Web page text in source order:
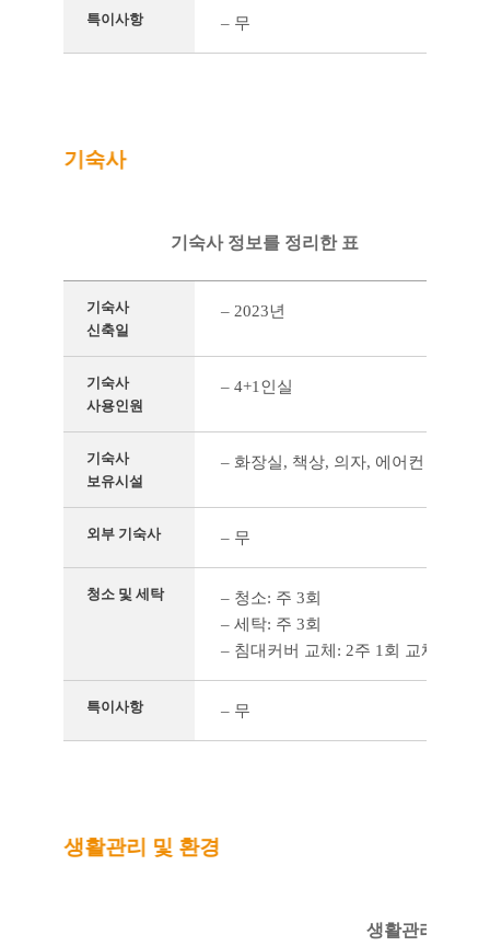
특이사항 – 무
기숙사
기숙사 정보를 정리한 표
기숙사
신축일
– 2023년
기숙사
사용인원
– 4+1인실
기숙사
보유시설
– 화장실, 책상, 의자, 에어컨
외부 기숙사 – 무
청소 및 세탁
– 청소: 주 3회
– 세탁: 주 3회
– 침대커버 교체: 2주 1회 교체
특이사항 – 무
생활관리 및 환경
생활관리를 정